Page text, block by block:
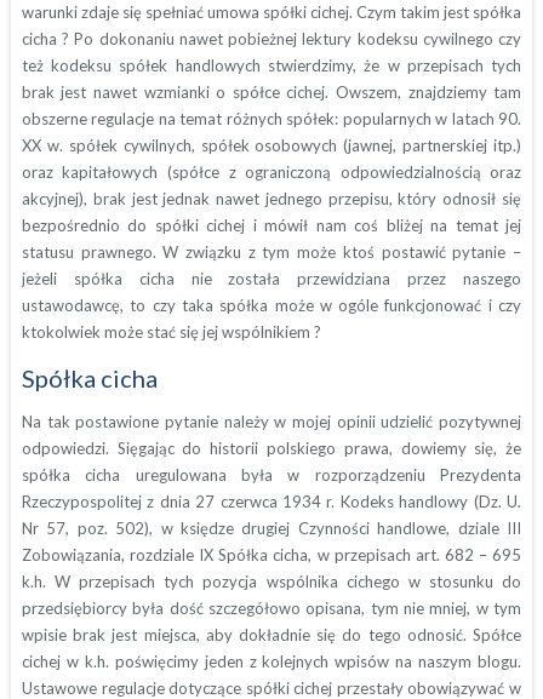
warunki zdaje się spełniać umowa spółki cichej. Czym takim jest spółka
cicha ? Po dokonaniu nawet pobieżnej lektury kodeksu cywilnego czy
też kodeksu spółek handlowych stwierdzimy, że w przepisach tych
brak jest nawet wzmianki o spółce cichej. Owszem, znajdziemy tam
obszerne regulacje na temat różnych spółek: popularnych w latach 90.
XX w. spółek cywilnych, spółek osobowych (jawnej, partnerskiej itp.)
oraz kapitałowych (spółce z ograniczoną odpowiedzialnością oraz
akcyjnej), brak jest jednak nawet jednego przepisu, który odnosił się
bezpośrednio do spółki cichej i mówił nam coś bliżej na temat jej
statusu prawnego. W związku z tym może ktoś postawić pytanie –
jeżeli spółka cicha nie została przewidziana przez naszego
ustawodawcę, to czy taka spółka może w ogóle funkcjonować i czy
ktokolwiek może stać się jej wspólnikiem ?
Spółka cicha
Na tak postawione pytanie należy w mojej opinii udzielić pozytywnej
odpowiedzi. Sięgając do historii polskiego prawa, dowiemy się, że
spółka cicha uregulowana była w rozporządzeniu Prezydenta
Rzeczypospolitej z dnia 27 czerwca 1934 r. Kodeks handlowy (Dz. U.
Nr 57, poz. 502), w księdze drugiej Czynności handlowe, dziale III
Zobowiązania, rozdziale IX Spółka cicha, w przepisach art. 682 – 695
k.h. W przepisach tych pozycja wspólnika cichego w stosunku do
przedsiębiorcy była dość szczegółowo opisana, tym nie mniej, w tym
wpisie brak jest miejsca, aby dokładnie się do tego odnosić. Spółce
cichej w k.h. poświęcimy jeden z kolejnych wpisów na naszym blogu.
Ustawowe regulacje dotyczące spółki cichej przestały obowiązywać w